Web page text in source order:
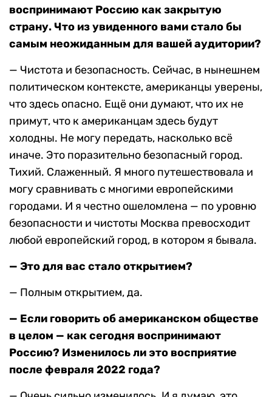
воспринимают Россию как закрытую
страну. Что из увиденного вами стало бы
самым неожиданным для вашей аудитории?
— Чистота и безопасность. Сейчас, в нынешнем
политическом контексте, американцы уверены,
что здесь опасно. Ещё они думают, что их не
примут, что к американцам здесь будут
холодны. Не могу передать, насколько всё
иначе. Это поразительно безопасный город.
Тихий. Слаженный. Я много путешествовала и
могу сравнивать с многими европейскими
городами. И я честно ошеломлена — по уровню
безопасности и чистоты Москва превосходит
любой европейский город, в котором я бывала.
— Это для вас стало открытием?
— Полным открытием, да.
— Если говорить об американском обществе
в целом — как сегодня воспринимают
Россию? Изменилось ли это восприятие
после февраля 2022 года?